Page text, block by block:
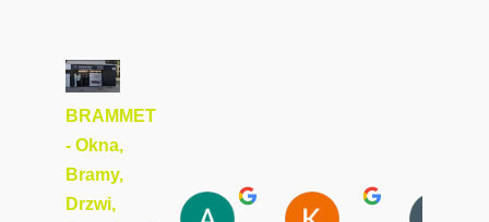
BRAMMET
- Okna,
Bramy,
Drzwi,